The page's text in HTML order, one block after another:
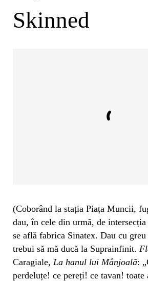
Skinned
(Coborând la stația Piața Muncii,
dau, în cele din urmă, de intersecția
se află fabrica Sinatex. Dau cu greu
trebui să mă ducă la Suprainfinit.
Caragiale, La hanul lui Mânjoală:
perdeluțe! ce pereți! ce tavan! toate